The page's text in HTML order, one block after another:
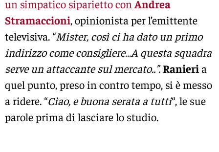
un simpatico siparietto con Andrea
Stramaccioni, opinionista per l’emittente
televisiva. “Mister, così ci ha dato un primo
indirizzo come consigliere…A questa squadra
serve un attaccante sul mercato..”.Ranieria
quel punto, preso in contro tempo, si è messo
a ridere. “Ciao, e buona serata a tutti“, le sue
parole prima di lasciare lo studio.